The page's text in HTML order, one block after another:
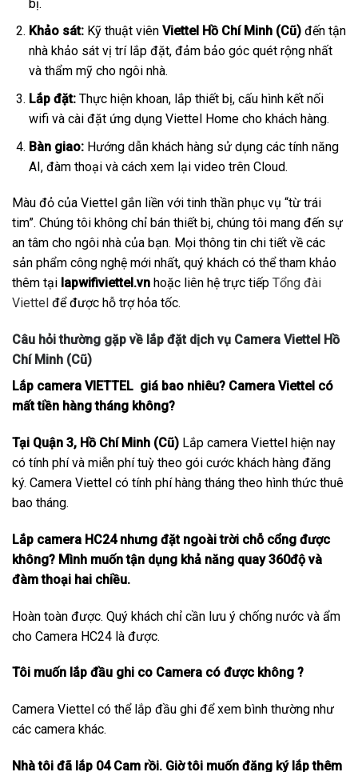
bị.
Khảo sát:Kỹ thuật viên Viettel Hồ Chí Minh (Cũ)đến tận
nhà khảo sát vị trí lắp đặt, đảm bảo góc quét rộng nhất
và thẩm mỹ cho ngôi nhà.
Lắp đặt:Thực hiện khoan, lắp thiết bị, cấu hình kết nối
wifi và cài đặt ứng dụng Viettel Home cho khách hàng.
Bàn giao:Hướng dẫn khách hàng sử dụng các tính năng
AI, đàm thoại và cách xem lại video trên Cloud.
Màu đỏ của Viettel gắn liền với tinh thần phục vụ “từ trái
tim”. Chúng tôi không chỉ bán thiết bị, chúng tôi mang đến sự
an tâm cho ngôi nhà của bạn. Mọi thông tin chi tiết về các
sản phẩm công nghệ mới nhất, quý khách có thể tham khảo
thêm tại lapwifiviettel.vn hoặc liên hệ trực tiếp Tổng đài
Viettel để được hỗ trợ hỏa tốc.
Câu hỏi thường gặp về lắp đặt dịch vụ Camera Viettel Hồ
Chí Minh (Cũ)
Lắp camera VIETTEL giá bao nhiêu? Camera Viettel có
mất tiền hàng tháng không?
Tại Quận 3, Hồ Chí Minh (Cũ) Lắp camera Viettel hiện nay
có tính phí và miễn phí tuỳ theo gói cước khách hàng đăng
ký. Camera Viettel có tính phí hàng tháng theo hình thức thuê
bao tháng.
Lắp camera HC24 nhưng đặt ngoài trời chỗ cổng được
không? Mình muốn tận dụng khả năng quay 360độ và
đàm thoại hai chiều.
Hoàn toàn được. Quý khách chỉ cần lưu ý chống nước và ẩm
cho Camera HC24 là được.
Tôi muốn lắp đầu ghi co Camera có được không ?
Camera Viettel có thể lắp đầu ghi để xem bình thường như
các camera khác.
Nhà tôi đã lắp 04 Cam rồi. Giờ tôi muốn đăng ký lắp thêm